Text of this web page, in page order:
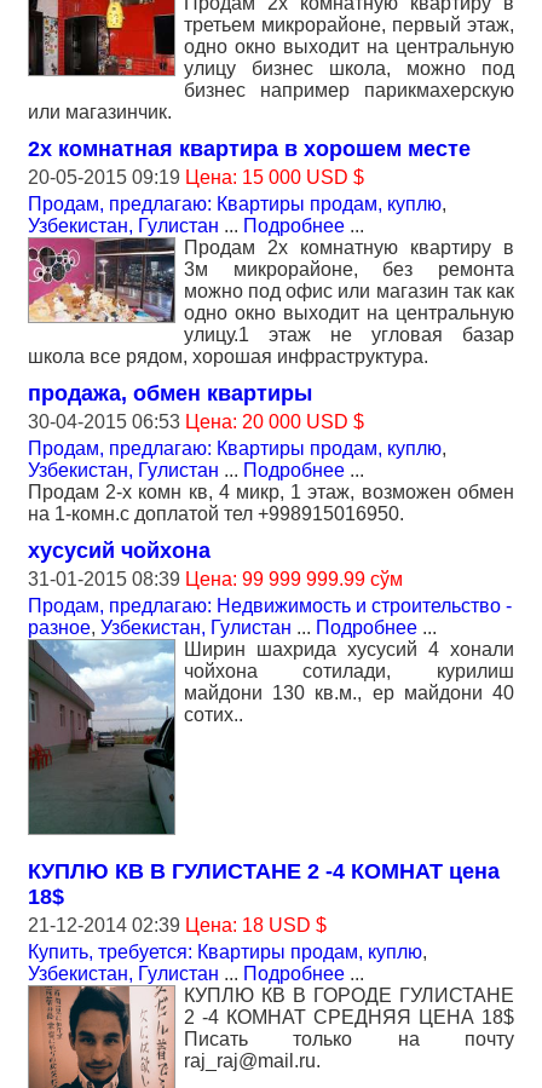
третьем микрорайоне, первый этаж,
одно окно выходит на центральную
улицу бизнес школа, можно под
бизнес например парикмахерскую
или магазинчик.
2х комнатная квартира в хорошем месте
20-05-2015 09:19 Цена: 15 000 USD $
Продам, предлагаю: Квартиры продам, куплю,
Узбекистан, Гулистан ... Подробнее ...
Продам 2х комнатную квартиру в
3м микрорайоне, без ремонта
можно под офис или магазин так как
одно окно выходит на центральную
улицу.1 этаж не угловая базар
школа все рядом, хорошая инфраструктура.
продажа, обмен квартиры
30-04-2015 06:53 Цена: 20 000 USD $
Продам, предлагаю: Квартиры продам, куплю,
Узбекистан, Гулистан ... Подробнее ...
Продам 2-х комн кв, 4 микр, 1 этаж, возможен обмен
на 1-комн.с доплатой тел +998915016950.
хусусий чойхона
31-01-2015 08:39 Цена: 99 999 999.99 сўм
Продам, предлагаю: Недвижимость и строительство -
разное, Узбекистан, Гулистан ... Подробнее ...
Ширин шахрида хусусий 4 хонали
чойхона сотилади, курилиш
майдони 130 кв.м., ер майдони 40
сотих..
КУПЛЮ КВ В ГУЛИСТАНЕ 2 -4 КОМНАТ цена
18$
21-12-2014 02:39 Цена: 18 USD $
Купить, требуется: Квартиры продам, куплю,
Узбекистан, Гулистан ... Подробнее ...
КУПЛЮ КВ В ГОРОДЕ ГУЛИСТАНЕ
2 -4 КОМНАТ СРЕДНЯЯ ЦЕНА 18$
Писать только на почту
raj_raj@mail.ru.